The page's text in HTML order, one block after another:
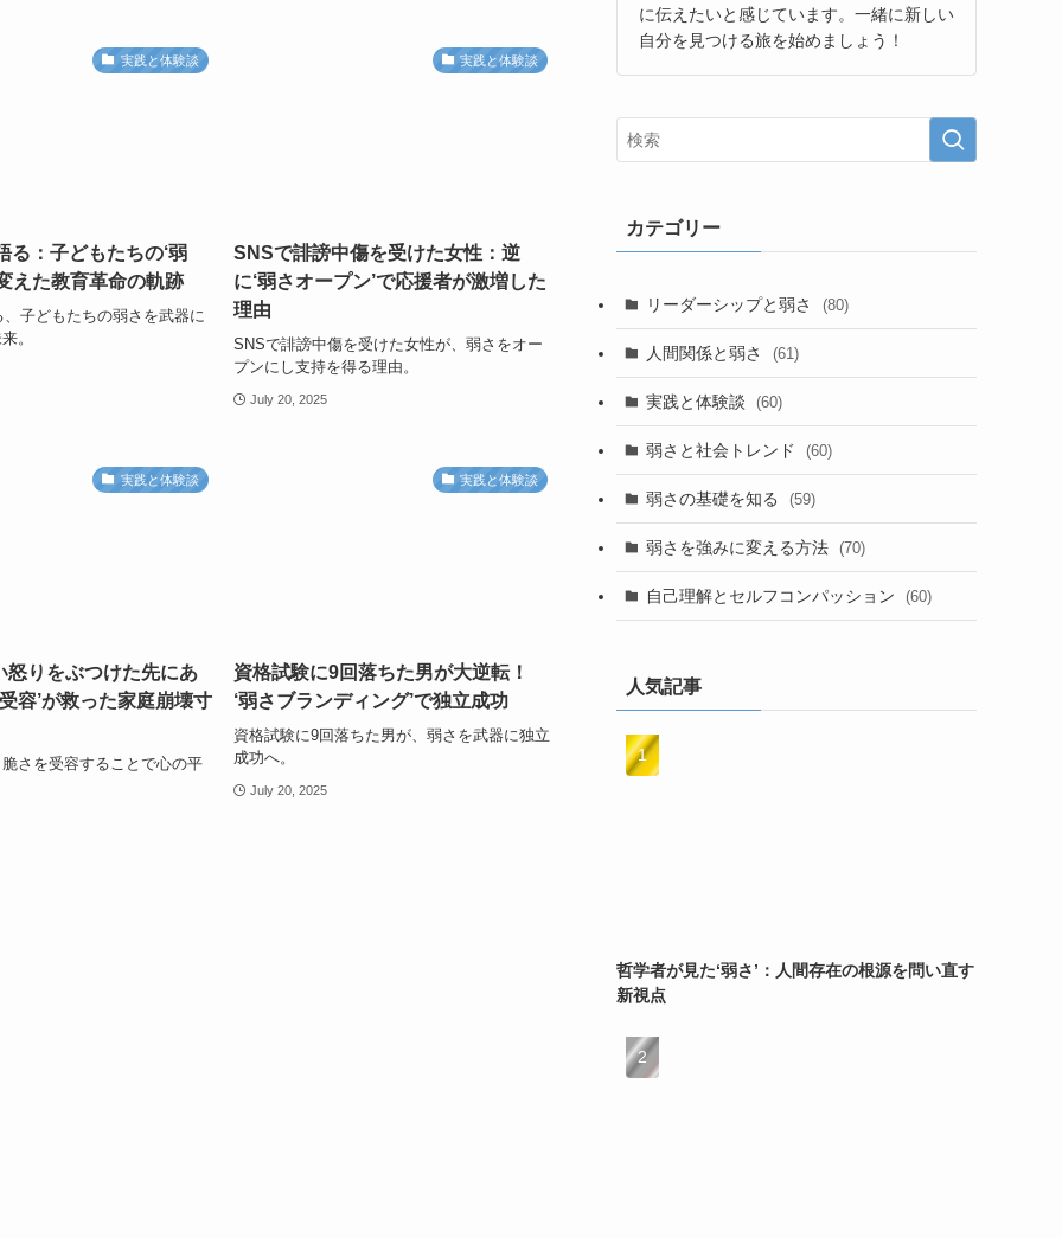
実践と体験談
る：子どもたちの‘弱
えた教育革命の軌跡
子どもたちの弱さを武器に
。
実践と体験談
SNSで誹謗中傷を受けた女性：逆
に‘弱さオープン’で応援者が激増した
理由
SNSで誹謗中傷を受けた女性が、弱さをオー
プンにし支持を得る理由。
July 20, 2025
実践と体験談
怒りをぶつけた先にあ
容’が救った家庭崩壊寸
さを受容することで心の平
実践と体験談
資格試験に9回落ちた男が大逆転！
‘弱さブランディング’で独立成功
資格試験に9回落ちた男が、弱さを武器に独立
成功へ。
July 20, 2025
に伝えたいと感じています。一緒に新しい
自分を見つける旅を始めましょう！
カテゴリー
リーダーシップと弱さ (80)
人間関係と弱さ (61)
実践と体験談 (60)
弱さと社会トレンド (60)
弱さの基礎を知る (59)
弱さを強みに変える方法 (70)
自己理解とセルフコンパッション (60)
人気記事
哲学者が見た‘弱さ’：人間存在の根源を問い直す
新視点